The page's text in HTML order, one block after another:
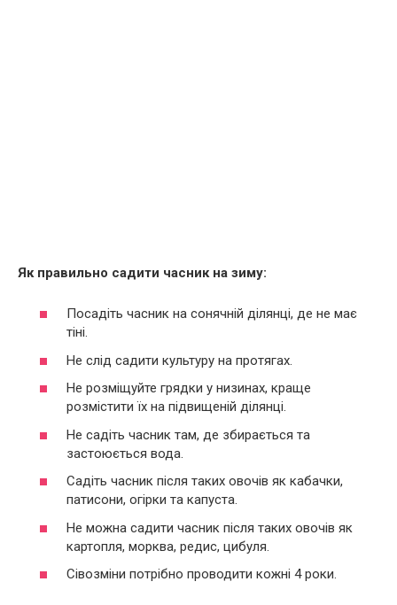
Як правильно садити часник на зиму:
Посадіть часник на сонячній ділянці, де не має
тіні.
Не слід садити культуру на протягах.
Не розміщуйте грядки у низинах, краще
розмістити їх на підвищеній ділянці.
Не садіть часник там, де збирається та
застоюється вода.
Садіть часник після таких овочів як кабачки,
патисони, огірки та капуста.
Не можна садити часник після таких овочів як
картопля, морква, редис, цибуля.
Сівозміни потрібно проводити кожні 4 роки.